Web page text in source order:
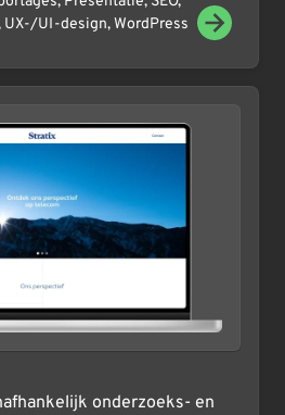
UX-/UI-design,WordPress
onderzoeks- en